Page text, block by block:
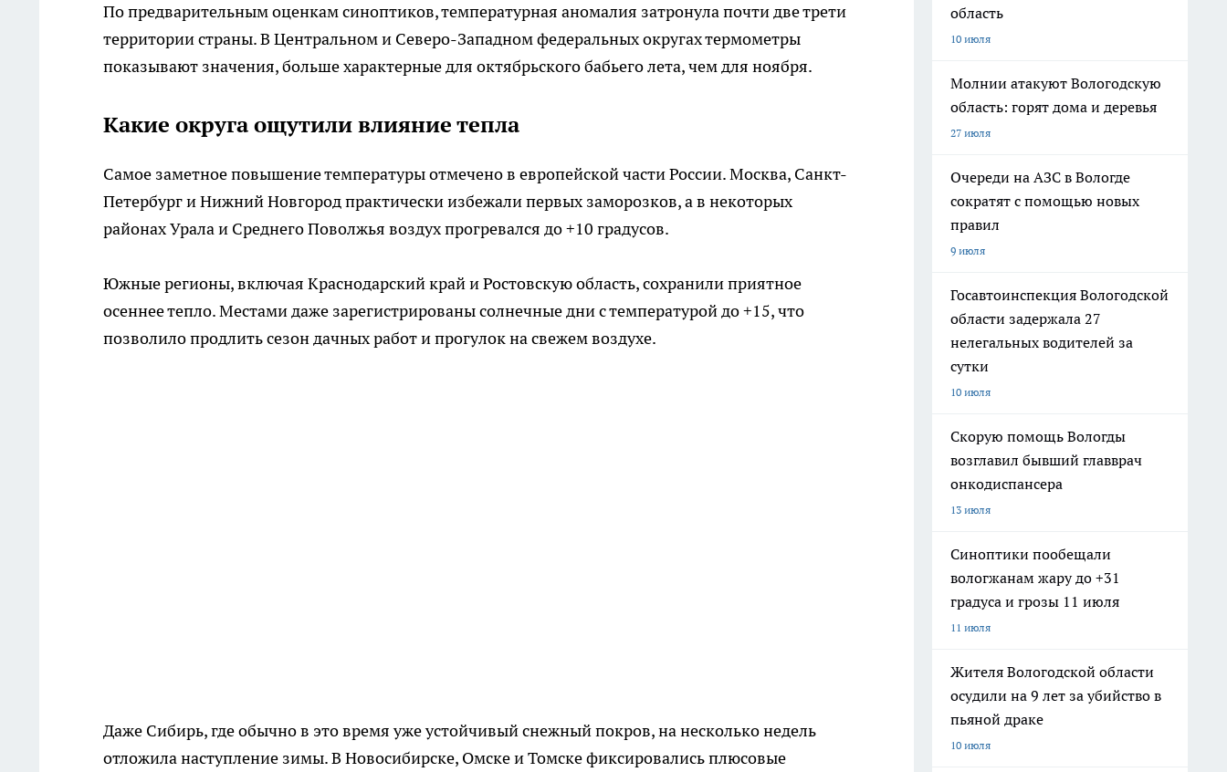
По предварительным оценкам синоптиков, температурная аномалия затронула почти две трети
территории страны. В Центральном и Северо-Западном федеральных округах термометры
показывают значения, больше характерные для октябрьского бабьего лета, чем для ноября.
Какие округа ощутили влияние тепла
Самое заметное повышение температуры отмечено в европейской части России. Москва, Санкт-
Петербург и Нижний Новгород практически избежали первых заморозков, а в некоторых
районах Урала и Среднего Поволжья воздух прогревался до +10 градусов.
Южные регионы, включая Краснодарский край и Ростовскую область, сохранили приятное
осеннее тепло. Местами даже зарегистрированы солнечные дни с температурой до +15, что
позволило продлить сезон дачных работ и прогулок на свежем воздухе.
Даже Сибирь, где обычно в это время уже устойчивый снежный покров, на несколько недель
отложила наступление зимы. В Новосибирске, Омске и Томске фиксировались плюсовые
область
10 июля
Молнии атакуют Вологодскую
область: горят дома и деревья
27 июля
Очереди на АЗС в Вологде
сократят с помощью новых
правил
9 июля
Госавтоинспекция Вологодской
области задержала 27
нелегальных водителей за
сутки
10 июля
Скорую помощь Вологды
возглавил бывший главврач
онкодиспансера
13 июля
Синоптики пообещали
вологжанам жару до +31
градуса и грозы 11 июля
11 июля
Жителя Вологодской области
осудили на 9 лет за убийство в
пьяной драке
10 июля